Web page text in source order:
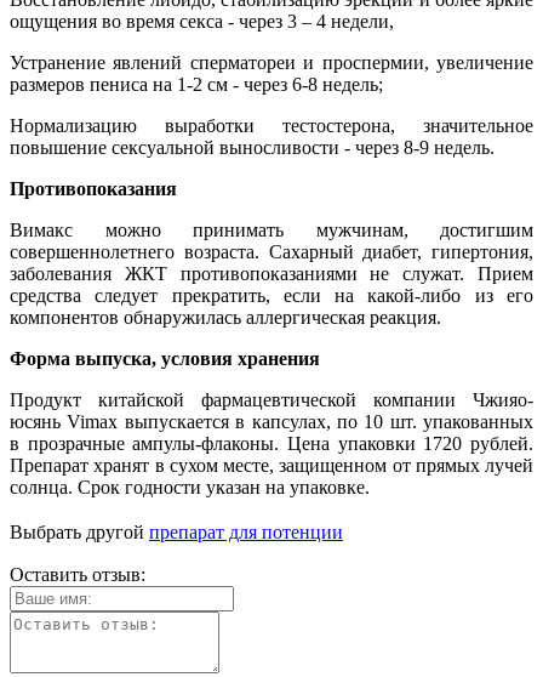
ощущения во время секса - через 3 – 4 недели,
Устранение явлений сперматореи и проспермии, увеличение
размеров пениса на 1-2 см - через 6-8 недель;
Нормализацию выработки тестостерона, значительное
повышение сексуальной выносливости - через 8-9 недель.
Противопоказания
Вимакс можно принимать мужчинам, достигшим
совершеннолетнего возраста. Сахарный диабет, гипертония,
заболевания ЖКТ противопоказаниями не служат. Прием
средства следует прекратить, если на какой-либо из его
компонентов обнаружилась аллергическая реакция.
Форма выпуска, условия хранения
Продукт китайской фармацевтической компании Чжияо-
юсянь Vimax выпускается в капсулах, по 10 шт. упакованных
в прозрачные ампулы-флаконы. Цена упаковки 1720 рублей.
Препарат хранят в сухом месте, защищенном от прямых лучей
солнца. Срок годности указан на упаковке.
Выбрать другой препарат для потенции
Оставить отзыв: